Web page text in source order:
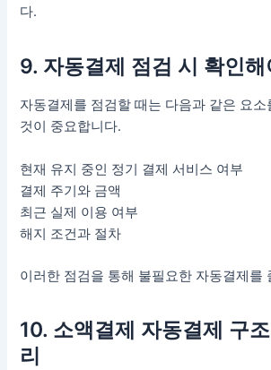
다.
9. 자동결제 점검 시 확인
자동결제를 점검할 때는 다음과 같은 요소
것이 중요합니다.
현재 유지 중인 정기 결제 서비스 여부
결제 주기와 금액
최근 실제 이용 여부
해지 조건과 절차
이러한 점검을 통해 불필요한 자동결제를
10. 소액결제 자동결제 구
리